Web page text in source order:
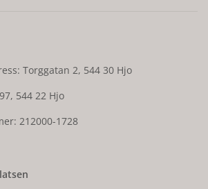
Torggatan 2, 544 30 Hjo
544 22 Hjo
212000-1728